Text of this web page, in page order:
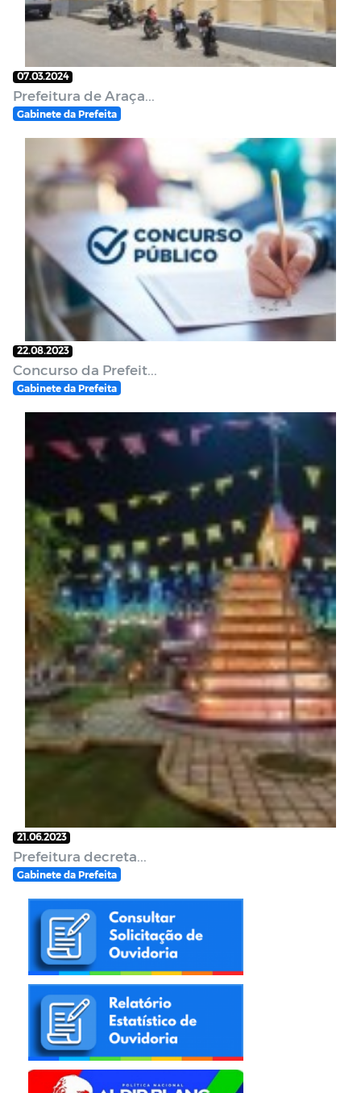
07.03.2024
Prefeitura de Araça...
Gabinete da Prefeita
22.08.2023
Concurso da Prefeit...
Gabinete da Prefeita
21.06.2023
Prefeitura decreta...
Gabinete da Prefeita